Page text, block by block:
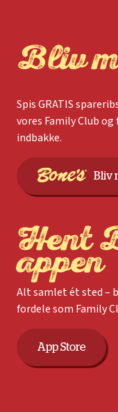
Bliv
Spis GRATIS
vores Family Club
indbakke.
Bliv
Hent
appen
Alt samlet ét sted –
fordele som Family
App Store